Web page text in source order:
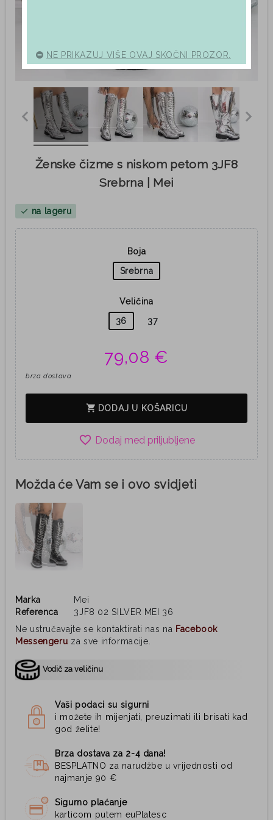
Ženske čizme s niskom petom 3JF8
Srebrna | Mei
check na lageru
Boja
Srebrna
Veličina
36
37
79,08 €
brza dostava
shopping_cart DODAJ U KOŠARICU
favorite_border
Možda će Vam se i ovo svidjeti
Marka
Mei
Referenca
3JF8 02 SILVER MEI 36
Ne ustručavajte se kontaktirati nas na Facebook
Messengeru za sve informacije.
Vodič za veličinu
Vaši podaci su sigurni
i možete ih mijenjati, preuzimati ili brisati kad
god želite!
Brza dostava za 2-4 dana!
BESPLATNO za narudžbe u vrijednosti od
najmanje 90 €
Sigurno plaćanje
karticom putem euPlatesc
NE PRIKAZUJ VIŠE OVAJ SKOČNI PROZOR.